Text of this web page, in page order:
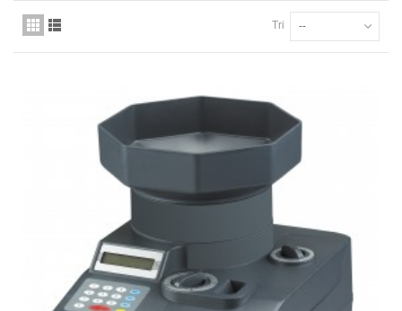
Tri --